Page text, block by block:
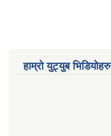
हाम्रो युट्युब भिडियोहरु